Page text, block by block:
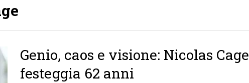
Genio, caos e visione: Nicolas Cage
festeggia 62 anni